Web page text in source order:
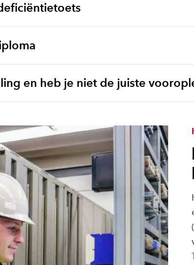
en heb je niet de juiste